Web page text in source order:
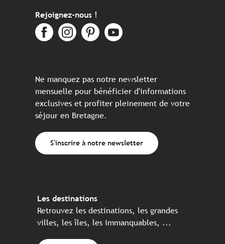
Rejoignez-nous !
Ne manquez pas notre newsletter
mensuelle pour bénéficier d'informations
exclusives et profiter pleinement de votre
séjour en Bretagne.
S'inscrire à notre newsletter
Les destinations
Retrouvez les destinations, les grandes
villes, les îles, les immanquables, ...